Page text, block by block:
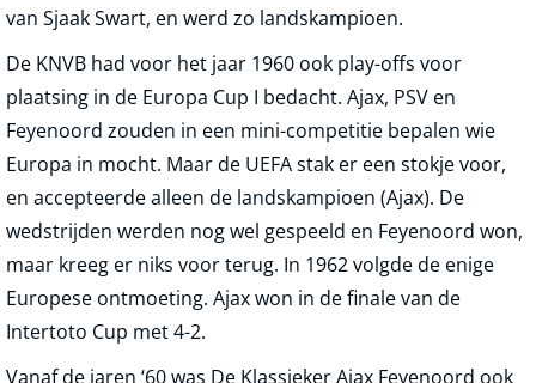
van Sjaak Swart, en werd zo landskampioen.
De KNVB had voor het jaar 1960 ook play-offs voor
plaatsing in de Europa Cup I bedacht. Ajax, PSV en
Feyenoord zouden in een mini-competitie bepalen wie
Europa in mocht. Maar de UEFA stak er een stokje voor,
en accepteerde alleen de landskampioen (Ajax). De
wedstrijden werden nog wel gespeeld en Feyenoord won,
maar kreeg er niks voor terug. In 1962 volgde de enige
Europese ontmoeting. Ajax won in de finale van de
Intertoto Cup met 4-2.
Vanaf de jaren ‘60 was De Klassieker Ajax Feyenoord ook